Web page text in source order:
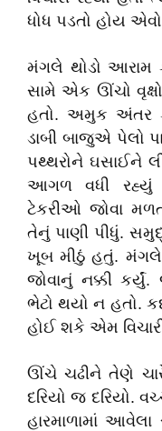
ધોધ પડતો હોય
મંગલે થોડો આરામ
સામે એક ઊંચો
હતો. અમુક અંતર
ડાબી બાજુએ પેલો
પથ્થરોને ઘસાઈને
આગળ વધી રહ્યું
ટેકરીઓ જોવા
તેનું પાણી પીધું.
ખૂબ મીઠું હતું. મંગલે
જોવાનું નક્કી
ભેટો થયો ન હતો.
હોઈ શકે એમ
ઊંચે ચઢીને તેણે
દરિયો જ દરિયો.
હારમાળામાં